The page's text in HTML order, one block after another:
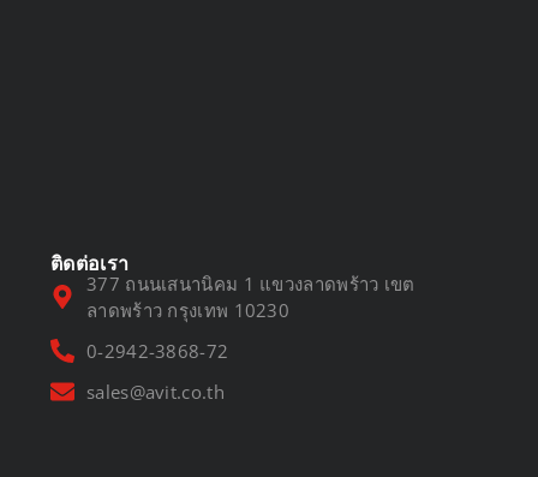
ติดต่อเรา
377 ถนนเสนานิคม 1 แขวงลาดพร้าว เขต
ลาดพร้าว กรุงเทพ 10230
0-2942-3868-72
sales@avit.co.th